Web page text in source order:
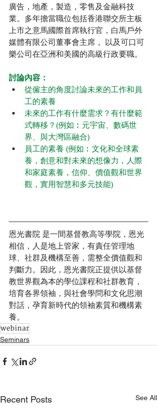
廣告，地產，製造，零售及金融科技
業。多年擔當職位包括香港聯交所主板
上市之意馬國際首席執行官，白馬戶外
媒體有限公司董事會主席， 以及可口可
樂公司在亞洲和美國的高級行政要職。
討論內容：
從僱主的角度討論未來的工作和員
工的素養
未來的工作有什麼需求？有什麼範
式轉移？(例如︰元宇宙、數碼世
界、與大灣區融合)
員工的素養 (例如︰文化和全球素
養，創意和對未來的想像力，人際
和家庭素養，信仰、價值觀和世界
觀，實用智慧和多元技能)
恩光書院 是一間基督教高等學院，恩光
相信，人是地上管家，有責任管理地
球、社群及機構至善，需整全價值觀和
判斷力。因此，恩光書院正提供以基督
教世界觀為本的學位課程和社群教育，
培育各界領袖，與社會學問和文化思潮
對話，孕育新時代的領袖素質和機構素
養。
webinar
Seminars
Recent Posts See All